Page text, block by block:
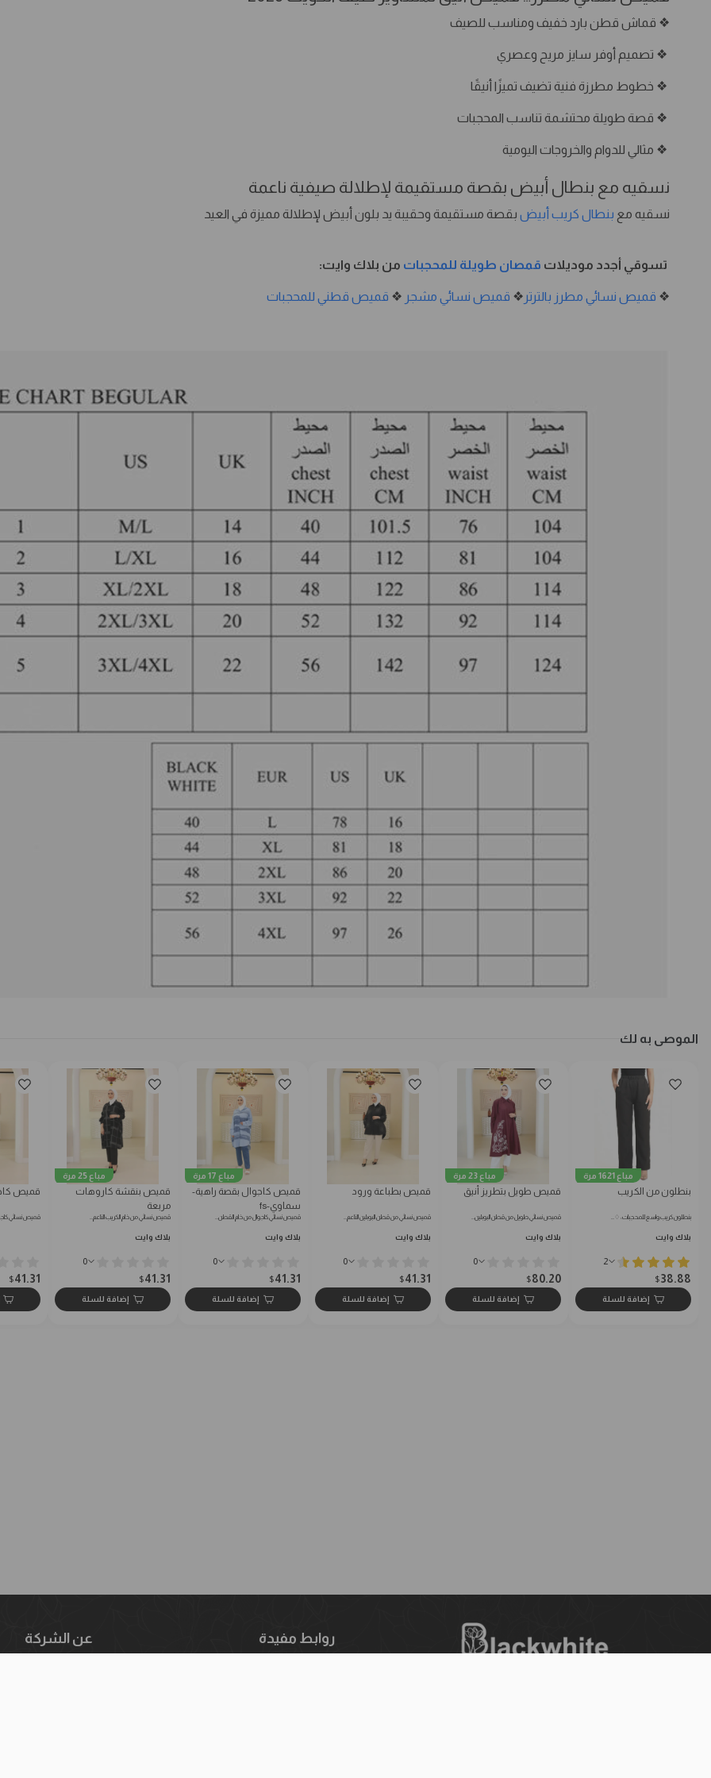
❖ قماش قطن بارد خفيف ومناسب للصيف
❖ تصميم أوفر سايز مريح وعصري
❖ خطوط مطرزة فنية تضيف تميزًا أنيقًا
❖ قصة طويلة محتشمة تناسب المحجبات
❖ مثالي للدوام والخروجات اليومية
نسقيه مع بنطال أبيض بقصة مستقيمة لإطلالة صيفية ناعمة
نسقيه مع بنطال كريب أبيض بقصة مستقيمة وحقيبة يد بلون أبيض لإطلالة مميزة في العيد
تسوقي أجدد موديلات قمصان طويلة للمحجبات من بلاك وايت:
❖ قميص نسائي مطرز بالترتر ❖ قميص نسائي مشجر ❖ قميص قطني للمحجبات
الموصى به لك
مباع 1621 مرة
بنطلون من الكريب
بنطلون كريب واسع للمحجبات: ♢…
بلاك وايت
2
38.88
$
إضافة للسلة
مباع 23 مرة
قميص طويل بتطريز أنيق
قميص نسائي طويل من قطن البوبلين…
بلاك وايت
0
80.20
$
إضافة للسلة
قميص بطباعة ورود
قميص نسائي من قطن البوبلين الناعم…
بلاك وايت
0
41.31
$
إضافة للسلة
مباع 17 مرة
قميص كاجوال بقصة راهية-
سماوي-fs
قميص نسائي كاجوال من خام القطن…
بلاك وايت
0
41.31
$
إضافة للسلة
مباع 25 مرة
قميص بنقشة كاروهات
مربعة
قميص نسائي من خام الكريب الناعم…
بلاك وايت
0
41.31
$
إضافة للسلة
قميص
قميص نسائي
41.31
$
روابط مفيدة عن الشركة